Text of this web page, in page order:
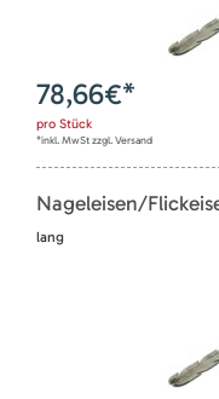
78,66€*
pro Stück
*inkl. MwSt zzgl. Versand
Nageleisen/
lang